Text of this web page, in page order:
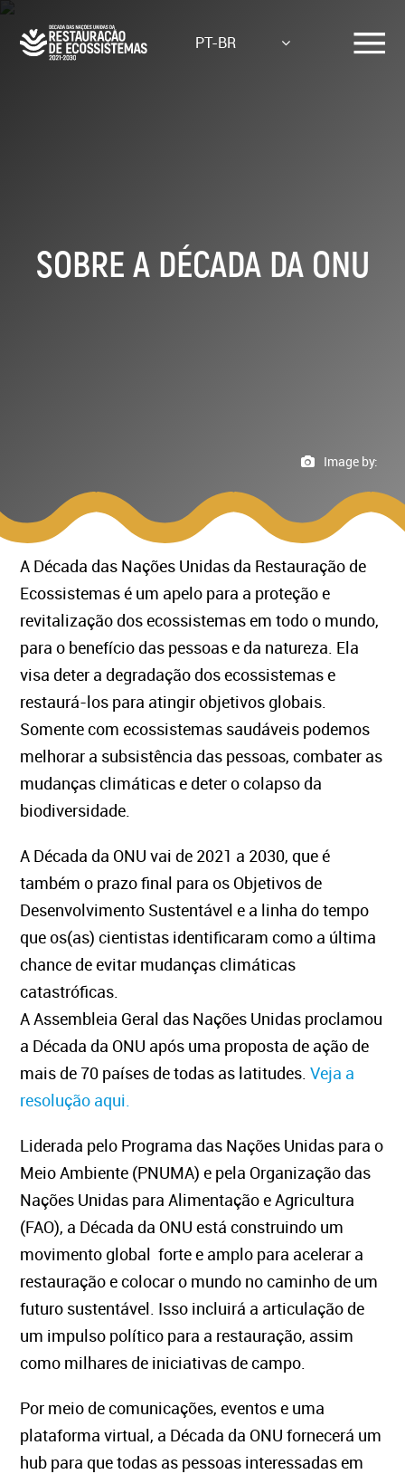
Skip
main
PT-BR
SOBRE A DÉCADA DA ONU
Image by:
A Década das Nações Unidas da Restauração de
Ecossistemas é um apelo para a proteção e
revitalização dos ecossistemas em todo o mundo,
para o benefício das pessoas e da natureza. Ela
visa deter a degradação dos ecossistemas e
restaurá-los para atingir objetivos globais.
Somente com ecossistemas saudáveis podemos
melhorar a subsistência das pessoas, combater as
mudanças climáticas e deter o colapso da
biodiversidade.
A Década da ONU vai de 2021 a 2030, que é
também o prazo final para os Objetivos de
Desenvolvimento Sustentável e a linha do tempo
que os(as) cientistas identificaram como a última
chance de evitar mudanças climáticas
catastróficas.
A Assembleia Geral das Nações Unidas proclamou
a Década da ONU após uma proposta de ação de
mais de 70 países de todas as latitudes.Veja a
resolução aqui.
Liderada pelo Programa das Nações Unidas para o
Meio Ambiente (PNUMA) e pela Organização das
Nações Unidas para Alimentação e Agricultura
(FAO), a Década da ONU está construindo um
movimento global forte e amplo para acelerar a
restauração e colocar o mundo no caminho de um
futuro sustentável. Isso incluirá a articulação de
um impulso político para a restauração, assim
como milhares de iniciativas de campo.
Por meio de comunicações, eventos e uma
plataforma virtual, a Década da ONU fornecerá um
hub para que todas as pessoas interessadas em